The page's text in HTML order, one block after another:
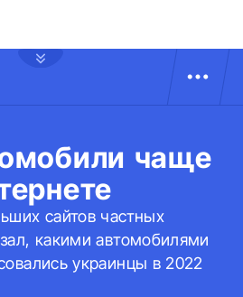
чаще
сайтов частных
какими автомобилями
украинцы в 2022